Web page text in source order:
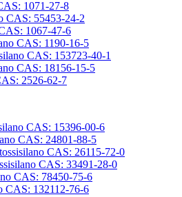
1071-27-8
CAS: 55453-24-2
1067-47-6
CAS: 1190-16-5
CAS: 153723-40-1
CAS: 18156-15-5
2526-62-7
CAS: 15396-00-6
CAS: 24801-88-5
CAS: 26115-72-0
CAS: 33491-28-0
CAS: 78450-75-6
CAS: 132112-76-6